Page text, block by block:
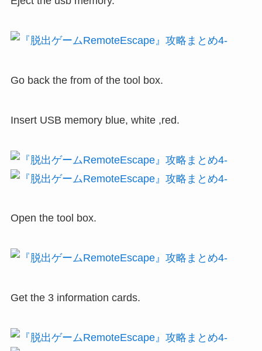
Go back the from of the tool box.
Insert USB memory blue, white ,red.
Open the tool box.
Get the 3 information cards.